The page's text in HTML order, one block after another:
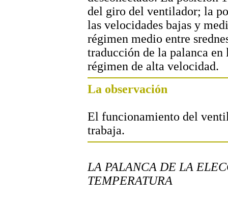
del giro del ventilador; la
las velocidades bajas y
régimen medio entre
traducción de la palanca
régimen de alta velocidad.
La observación
El funcionamiento del
trabaja.
LA PALANCA DE LA
TEMPERATURA